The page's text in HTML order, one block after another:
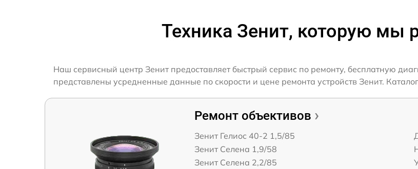
Техника Зенит, которую мы
Наш сервисный центр Зенит предоставляет быстрый сервис по ремонту, бесплатную
представлены усредненные данные по скорости и цене ремонта устройств Зенит.
Ремонт объективов
Зенит Гелиос 40-2 1,5/85
Зенит Селена 1,9/58
Зенит Селена 2,2/85